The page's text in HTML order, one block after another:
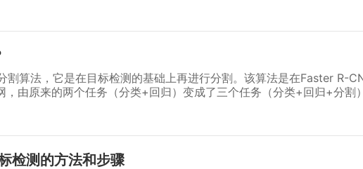
割算法，它是在目标检测的基础上再进行分割。该算法是在Faster R-
由原来的两个任务（分类+回归）变成了三个任务（分类+回归+分割）
检测的方法和步骤